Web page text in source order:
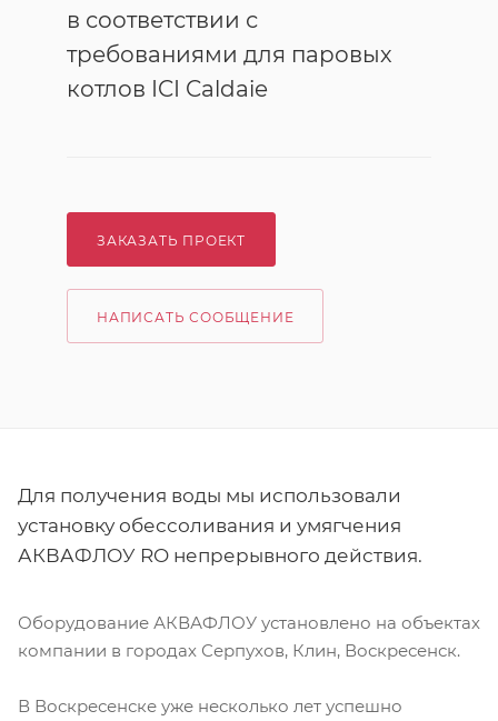
в соответствии с
требованиями для паровых
котлов ICI Caldaie
ЗАКАЗАТЬ ПРОЕКТ
НАПИСАТЬ СООБЩЕНИЕ
Для получения воды мы использовали
установку обессоливания и умягчения
АКВАФЛОУ RO непрерывного действия.
Оборудование АКВАФЛОУ установлено на объектах
компании в городах Серпухов, Клин, Воскресенск.
В Воскресенске уже несколько лет успешно